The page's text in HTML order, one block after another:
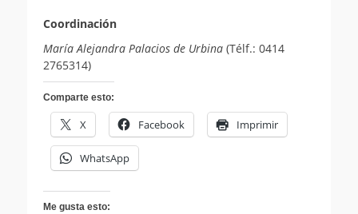
Coordinación
María Alejandra Palacios de Urbina (Télf.: 0414
2765314)
Comparte esto:
X Facebook Imprimir
WhatsApp
Me gusta esto: